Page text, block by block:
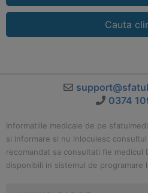
Cauta
0374
Informatiile medicale de pe
si informare si nu inlocuiesc
recomandat sa consultati fie medicul
disponibili in sistemul de programare